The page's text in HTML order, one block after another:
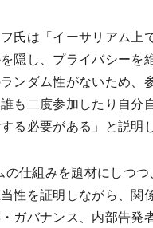
氏は「イーサリアム上
隠し、プライバシーを
ンダム性がないため、
も二度参加したり自分
る必要がある」と説明
の仕組みを題材にしつ
当性を証明しながら、
ガバナンス、内部告発